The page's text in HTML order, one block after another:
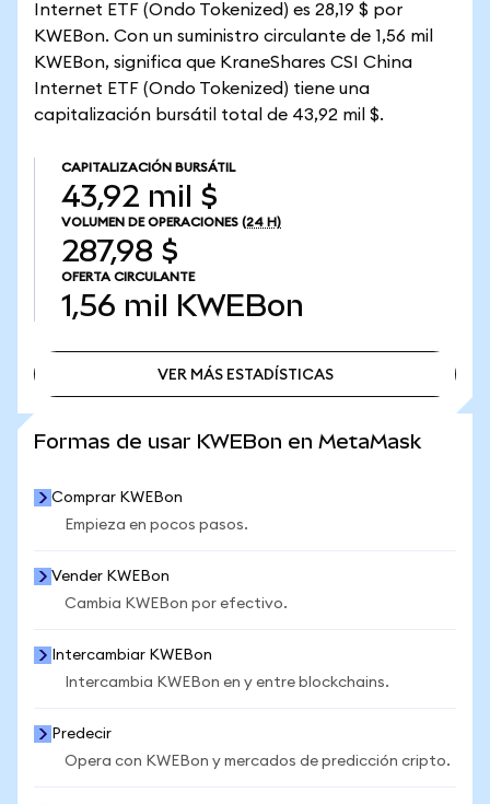
Internet ETF (Ondo Tokenized) es 28,19 $ por
KWEBon. Con un suministro circulante de 1,56 mil
KWEBon, significa que KraneShares CSI China
Internet ETF (Ondo Tokenized) tiene una
capitalización bursátil total de 43,92 mil $.
CAPITALIZACIÓN BURSÁTIL
43,92 mil $
VOLUMEN DE OPERACIONES (24 H)
287,98 $
OFERTA CIRCULANTE
1,56 mil KWEBon
VER MÁS ESTADÍSTICAS
Formas de usar KWEBon en MetaMask
Comprar KWEBon
Empieza en pocos pasos.
Vender KWEBon
Cambia KWEBon por efectivo.
Intercambiar KWEBon
Intercambia KWEBon en y entre blockchains.
Predecir
Opera con KWEBon y mercados de predicción cripto.